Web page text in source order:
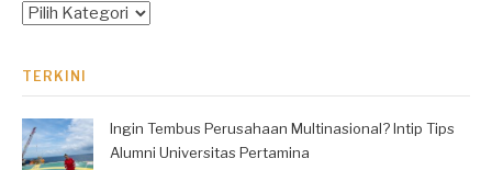
Kategori
TERKINI
Ingin Tembus Perusahaan Multinasional? Intip Tips
Alumni Universitas Pertamina